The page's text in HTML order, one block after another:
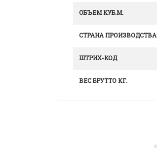
ОБЪЕМ КУБ.М.
СТРАНА ПРОИЗВОДСТВА
ШТРИХ-КОД
ВЕС БРУТТО КГ.